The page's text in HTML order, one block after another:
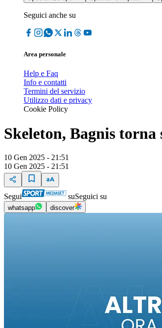
Seguici anche su
Area personale
Help e Faq
Info e contatti
Termini del servizio
Utilizzo dati e privacy
Cookie Policy
Skeleton, Bagnis
10 Gen 2025 - 21:51
10 Gen 2025 - 21:51
Segui suSeguici su
whatsapp discover